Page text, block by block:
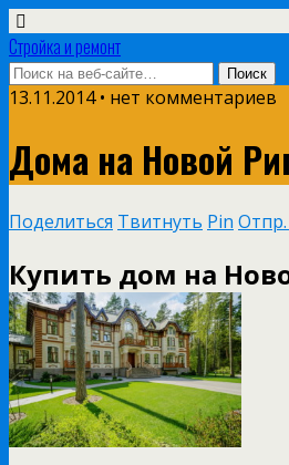
Стройка и ремонт
13.11.2014 • нет комментариев
Дома на Новой
Поделиться Твитнуть Pin Отпр.
Купить дом на